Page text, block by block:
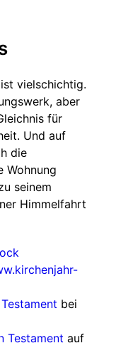
vielschichtig.
aber
für
Und auf
die
Wohnung
seinem
Himmelfahrt
bei
Testament auf